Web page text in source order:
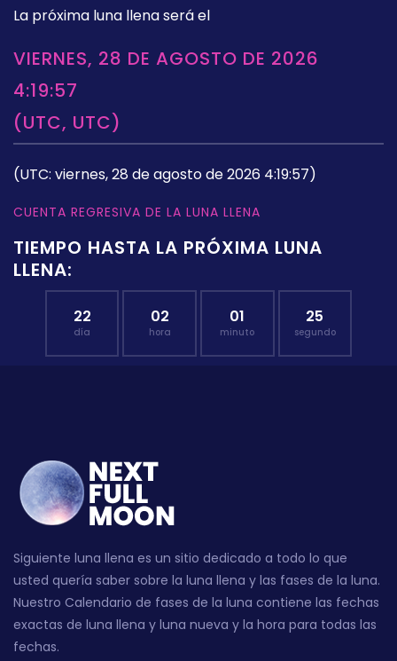
La próxima luna llena será el
VIERNES, 28 DE AGOSTO DE 2026
4:19:57
(UTC, UTC)
(UTC: viernes, 28 de agosto de 2026 4:19:57)
CUENTA REGRESIVA DE LA LUNA LLENA
TIEMPO HASTA LA PRÓXIMA LUNA
LLENA:
22
día
02
hora
01
minuto
24
segundo
Siguiente luna llena es un sitio dedicado a todo lo que
usted quería saber sobre la luna llena y las fases de la luna.
Nuestro Calendario de fases de la luna contiene las fechas
exactas de luna llena y luna nueva y la hora para todas las
fechas.